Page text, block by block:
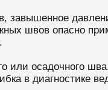
завышенное
швов опасно
или осадочного
в диагностике